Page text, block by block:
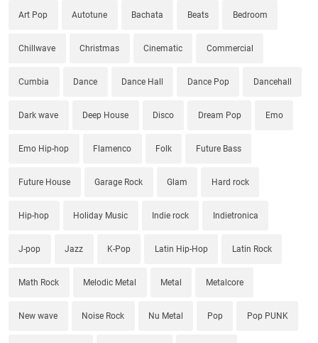
Art Pop Autotune Bachata Beats Bedroom
Chillwave Christmas Cinematic Commercial
Cumbia Dance Dance Hall Dance Pop Dancehall
Dark wave Deep House Disco Dream Pop Emo
Emo Hip-hop Flamenco Folk Future Bass
Future House Garage Rock Glam Hard rock
Hip-hop Holiday Music Indie rock Indietronica
J-pop Jazz K-Pop Latin Hip-Hop Latin Rock
Math Rock Melodic Metal Metal Metalcore
New wave Noise Rock Nu Metal Pop Pop PUNK